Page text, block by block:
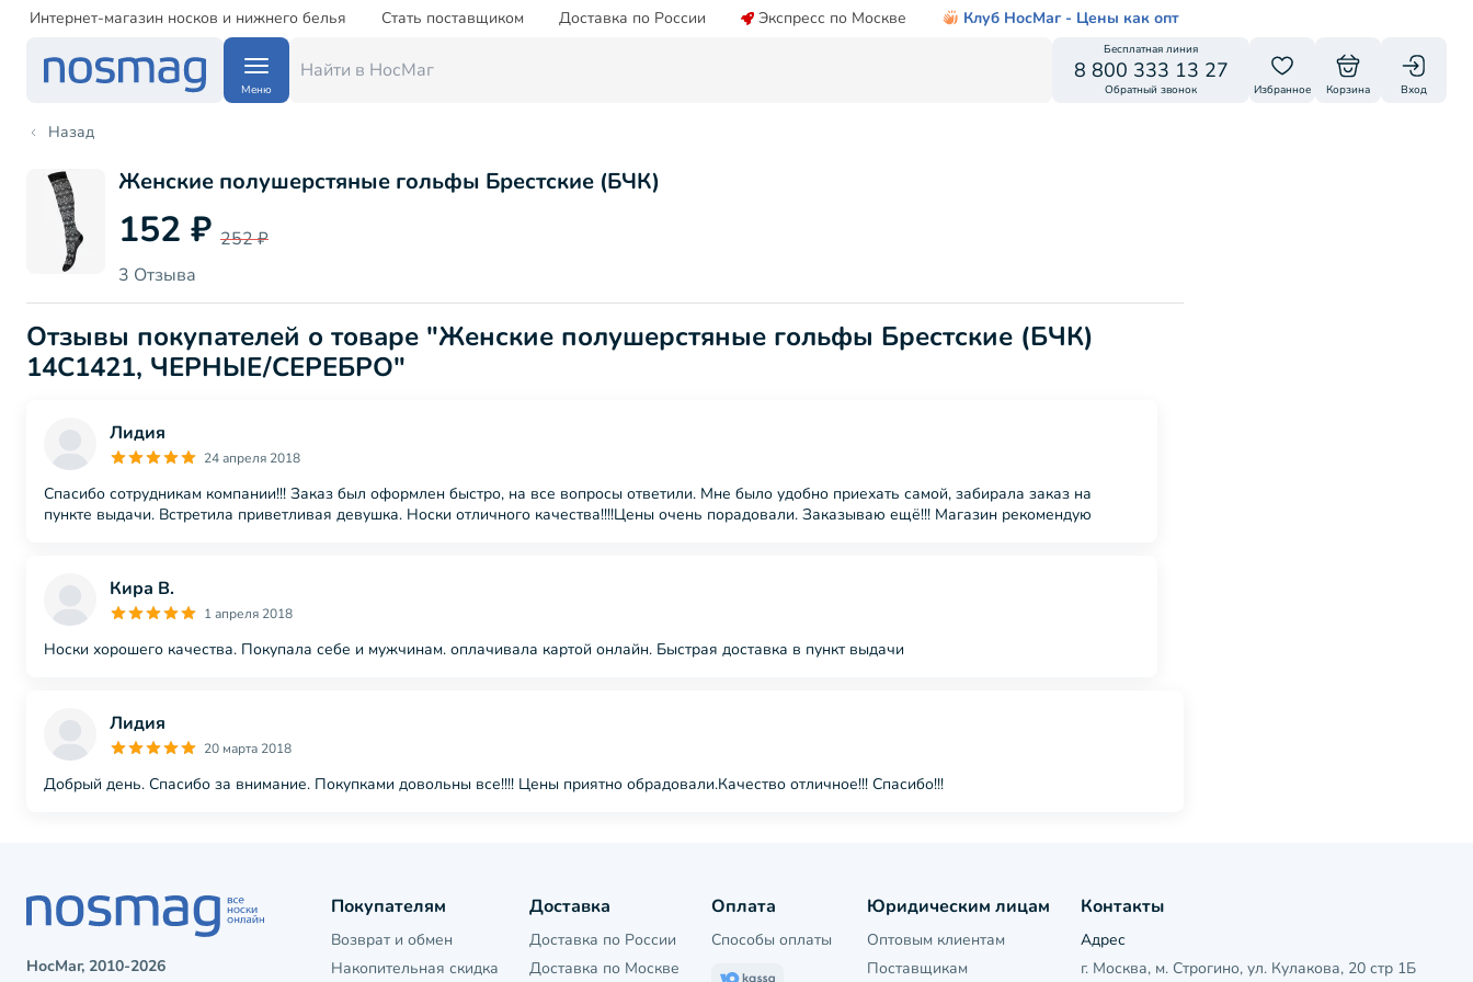
Интернет-магазин носков и нижнего белья Стать поставщиком Доставка по России Экспресс по Москве Клуб НосМаг - Цены как опт
Меню
Бесплатная линия
8 800 333 13 27
Обратный звонок Избранное Корзина Вход
Назад
Женские полушерстяные гольфы Брестские (БЧК)
152 ₽ 252 ₽
3 Отзыва
Отзывы покупателей о товаре "Женские полушерстяные гольфы Брестские (БЧК)
14С1421, ЧЕРНЫЕ/СЕРЕБРО"
Лидия
24 апреля 2018
Спасибо сотрудникам компании!!! Заказ был оформлен быстро, на все вопросы ответили. Мне было удобно приехать самой, забирала заказ на
пункте выдачи. Встретила приветливая девушка. Носки отличного качества!!!!Цены очень порадовали. Заказываю ещё!!! Магазин рекомендую
Кира В.
1 апреля 2018
Носки хорошего качества. Покупала себе и мужчинам. оплачивала картой онлайн. Быстрая доставка в пункт выдачи
Лидия
20 марта 2018
Добрый день. Спасибо за внимание. Покупками довольны все!!!! Цены приятно обрадовали.Качество отличное!!! Спасибо!!!
НосМаг, 2010-2026
Покупателям
Возврат и обмен
Накопительная скидка
Доставка
Доставка по России
Доставка по Москве
Оплата
Способы оплаты
Юридическим лицам
Оптовым клиентам
Поставщикам
Контакты
Адрес
г. Москва, м. Строгино, ул. Кулакова, 20 стр 1Б